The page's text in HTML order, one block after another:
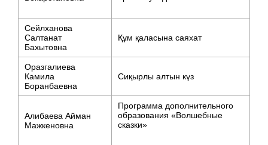
Сейлханова
Салтанат
Бахытовна
Құм қаласына саяхат
Оразгалиева
Камила
Боранбаевна
Сиқырлы алтын күз
Алибаева Айман
Мажкеновна
Программа дополнительного
образования «Волшебные
сказки»